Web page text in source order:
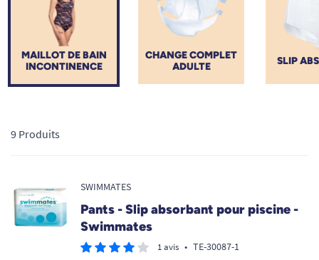
CHANGE COMPLET
ADULTE
SLIP
MAILLOT DE BAIN
INCONTINENCE
9 Produits
SWIMMATES
Pants - Slip absorbant pour piscine -
Swimmates
1 avis • TE-30087-1